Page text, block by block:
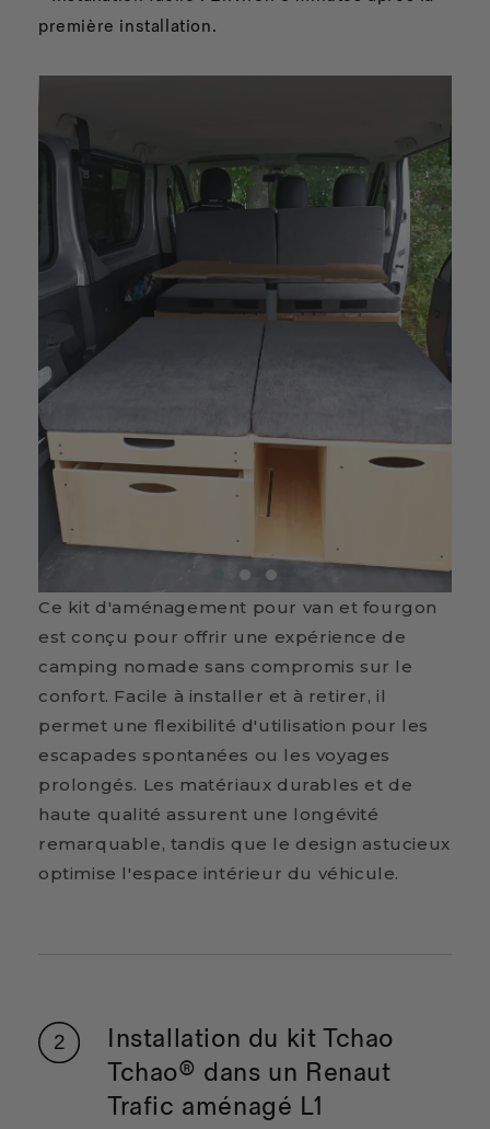
première installation.
Ce kit d'aménagement pour van et fourgon
est conçu pour offrir une expérience de
camping nomade sans compromis sur le
confort. Facile à installer et à retirer, il
permet une flexibilité d'utilisation pour les
escapades spontanées ou les voyages
prolongés. Les matériaux durables et de
haute qualité assurent une longévité
remarquable, tandis que le design astucieux
optimise l'espace intérieur du véhicule.
Installation du kit Tchao
Tchao® dans un Renaut
Trafic aménagé L1